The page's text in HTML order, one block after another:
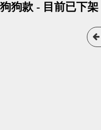
狗狗款 - 目前已下架